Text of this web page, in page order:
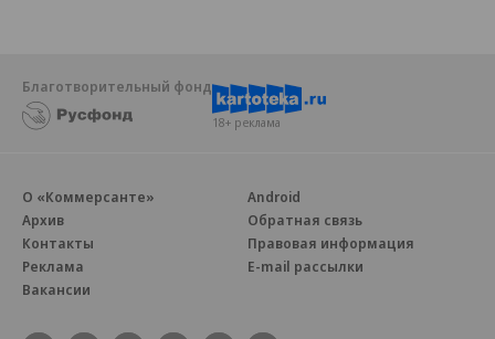
Благотворительный фонд
18+ реклама
О «Коммерсанте»
Архив
Контакты
Реклама
Вакансии
Android
Обратная связь
Правовая информация
E-mail рассылки